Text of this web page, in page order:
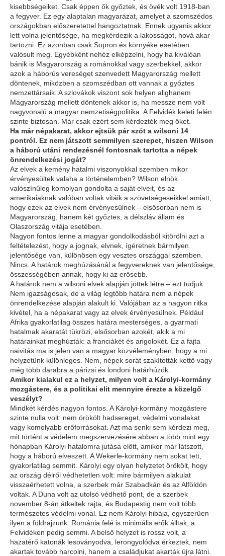
kisebbségeiket. Csak éppen ők győztek, és övék volt 1918-ban
a fegyver. Ez egy alaptalan magyarázat, amelyet a szomszédos
országokban előszeretettel hangoztatnak. Ennek ugyanis akkor
lett volna jelentősége, ha megkérdezik a lakosságot, hová akar
tartozni. Ez azonban csak Sopron és környéke esetében
valósult meg. Egyébként nehéz elképzelni, hogy ha kiválóan
bánik is Magyarország a románokkal vagy szerbekkel, akkor
azok a háborús vereséget szenvedett Magyarország mellett
döntenek, miközben a szomszédban ott vannak a győztes
nemzettársaik. A szlovákok viszont sok helyen alighanem
Magyarország mellett döntenek akkor is, ha messze nem volt
nagyvonalú a magyar nemzetiségpolitika. A Felvidék keleti felén
szinte biztosan. Már csak ezért sem kérdezték meg őket.
Ha már népakarat, akkor ejtsük pár szót a wilsoni 14
pontról. Ez nem játszott semmilyen szerepet, hiszen Wilson
a háború utáni rendezésnél fontosnak tartotta a népek
önrendelkezési jogát?
Az elvek a kemény hatalmi viszonyokkal szemben mikor
érvényesültek valaha a történelemben? Wilson elnök
valószínűleg komolyan gondolta a saját elveit, és az
amerikaiaknak valóban voltak vitáik a szövetségeseikkel amiatt,
hogy ezek az elvek nem érvényesülnek – elsősorban nem is
Magyarország, hanem két győztes, a délszláv állam és
Olaszország vitája esetében.
Nagyon fontos lenne a magyar gondolkodásból kitörölni azt a
feltételezést, hogy a jognak, elvnek, ígéretnek bármilyen
jelentősége van, különösen egy vesztes országgal szemben.
Nincs. A határok meghúzásánál a fegyvereknek van jelentősége,
összességében annak, hogy ki az erősebb.
A határok nem a wilsoni elvek alapján jöttek létre – ezt tudjuk.
Nem igazságosak, de a világ legtöbb határa nem a népek
önrendelkezése alapján alakult ki. Valójában az a nagyon ritka
kivétel, ha a népakarat vagy az elvek érvényesülnek. Például
Afrika gyakorlatilag összes határa mesterséges, a gyarmati
hatalmak akaratát tükrözi, elsősorban azokét, akik a mi
határainkat meghúzták: a franciákét és angolokét. Ez a fajta
naivitás ma is jelen van a magyar közvéleményben, hogy a mi
helyzetünk különleges. Nem, népek sorát szakították kettő vagy
még több darabra a párizsi és londoni határhúzók.
Amikor kialakul ez a helyzet, milyen volt a Károlyi-kormány
mozgástere, és a politikai elit mennyire érezte a közelgő
veszélyt?
Mindkét kérdés nagyon fontos. A Károlyi-kormány mozgástere
szinte nulla volt: nem örökölt hadsereget, védelmi vonalakat
vagy komolyabb erőforrásokat. Azt ma senki sem kérdezi meg,
mit történt a védelem megszervezésére abban a több mint egy
hónapban Károlyi hatalomra jutása előtt, amikor már látszott,
hogy a háború elveszett. A Wekerle-kormány nem sokat tett,
gyakorlatilag semmit. Károlyi egy olyan helyzetet örökölt, hogy
az ország délről védhetetlen volt: mire bármilyen alakulat
visszaérhetett volna, a szerbek már Szabadkán és az Alföldön
voltak. A Duna volt az utolsó védhető pont, de a szerbek
november 8-án átkeltek rajta, és Budapestig nem volt több
természetes védelmi vonal. Ez nem Károlyi hibája, egyszerűen
ilyen a földrajzunk. Románia felé is minimális erők álltak, a
Felvidéken pedig semmi. A belső helyzet is rossz volt, a
hazatérő katonák lesoványodva, lerongyolódva érkeztek, nem
akartak tovább harcolni, hanem a családjukat akarták újra látni.